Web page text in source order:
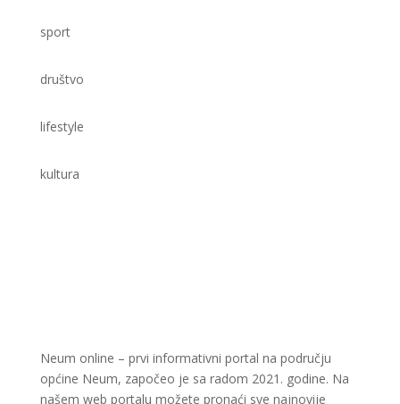
sport
društvo
lifestyle
kultura
Neum online – prvi informativni portal na području
općine Neum, započeo je sa radom 2021. godine. Na
našem web portalu možete pronaći sve najnovije